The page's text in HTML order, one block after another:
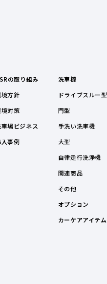
の取り組み
方針
対策
場ビジネス
事例
洗車機
ドライブスルー
門型
手洗い洗車機
大型
自律走行洗浄機
関連商品
その他
オプション
カーケアアイテム